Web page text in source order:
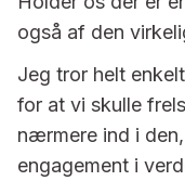
også af den
Jeg tror helt
for at vi skulle
nærmere ind i
engagement i